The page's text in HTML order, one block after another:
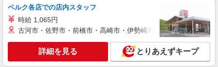
ベルク各店での店内スタッフ
時給 1,065円
古河市・佐野市・前橋市・高崎市・伊勢崎市・太田市・館林市
詳細を見る とりあえずキープ